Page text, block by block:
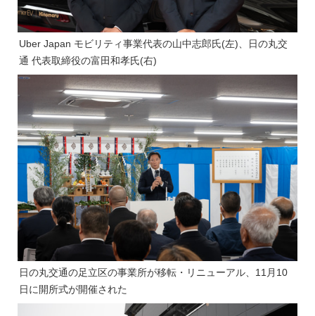
Uber Japan モビリティ事業代表の山中志郎氏(左)、日の丸交
通 代表取締役の富田和孝氏(右)
日の丸交通の足立区の事業所が移転・リニューアル、11月10
日に開所式が開催された